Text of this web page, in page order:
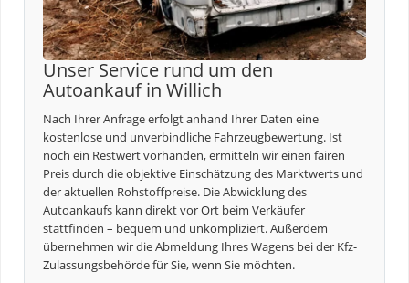
Unser Service rund um den
Autoankauf in Willich
Nach Ihrer Anfrage erfolgt anhand Ihrer Daten eine
kostenlose und unverbindliche Fahrzeugbewertung. Ist
noch ein Restwert vorhanden, ermitteln wir einen fairen
Preis durch die objektive Einschätzung des Marktwerts und
der aktuellen Rohstoffpreise. Die Abwicklung des
Autoankaufs kann direkt vor Ort beim Verkäufer
stattfinden – bequem und unkompliziert. Außerdem
übernehmen wir die Abmeldung Ihres Wagens bei der Kfz-
Zulassungsbehörde für Sie, wenn Sie möchten.